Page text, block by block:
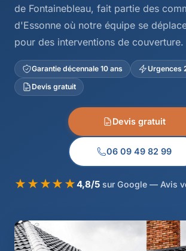
de Fontainebleau, fait partie des
d'Essonne où notre équipe se
pour des interventions de couverture.
Garantie décennale 10 ans
Urgences
Devis gratuit
Devis gratuit
06 09 49 82 99
★★★★★4,8/5sur Google — Avis